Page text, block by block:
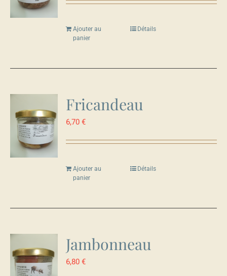
Ajouter au
panier
Détails
Fricandeau
6,70€
Ajouter au
panier
Détails
Jambonneau
6,80€